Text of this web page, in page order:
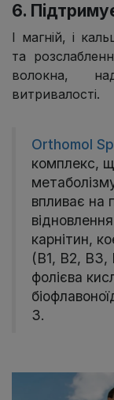
6.
І магній, і
та
волокна,
витривалості.
Orthomol
комплекс,
впливає на
карнітин,
(В1, В2, В3,
фолієва
3.